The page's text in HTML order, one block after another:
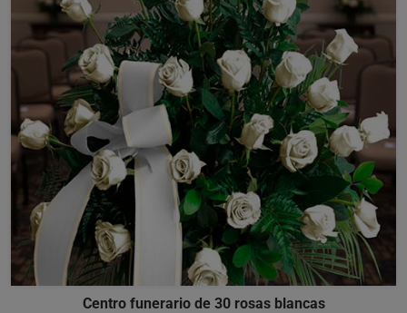
Centro funerario de 30 rosas blancas